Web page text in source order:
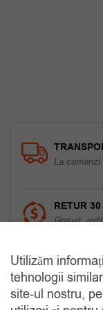
La
RETUR
Gratuit,
Tel.
Utilizăm
tehnologii
site-ul nostru,